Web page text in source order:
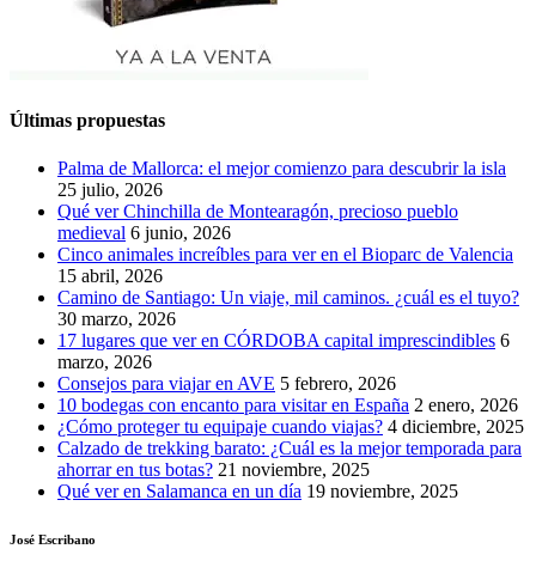
Últimas propuestas
Palma de Mallorca: el mejor comienzo para descubrir la isla
25 julio, 2026
Qué ver Chinchilla de Montearagón, precioso pueblo
medieval 6 junio, 2026
Cinco animales increíbles para ver en el Bioparc de Valencia
15 abril, 2026
Camino de Santiago: Un viaje, mil caminos. ¿cuál es el tuyo?
30 marzo, 2026
17 lugares que ver en CÓRDOBA capital imprescindibles 6
marzo, 2026
Consejos para viajar en AVE 5 febrero, 2026
10 bodegas con encanto para visitar en España 2 enero, 2026
¿Cómo proteger tu equipaje cuando viajas? 4 diciembre, 2025
Calzado de trekking barato: ¿Cuál es la mejor temporada para
ahorrar en tus botas? 21 noviembre, 2025
Qué ver en Salamanca en un día 19 noviembre, 2025
José Escribano